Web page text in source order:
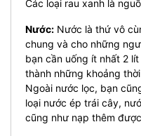
Các loại rau xanh là
Nước: Nước là thứ vô
chung và cho những
bạn cần uống ít nhất 2
thành những khoảng
Ngoài nước lọc, bạn
loại nước ép trái cây,
cũng như nạp thêm